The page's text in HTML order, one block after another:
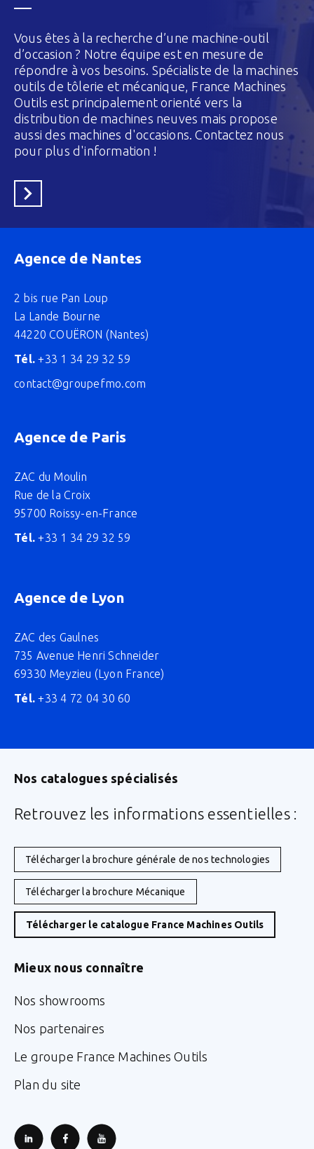
Vous êtes à la recherche d’une machine-outil
d’occasion ? Notre équipe est en mesure de
répondre à vos besoins. Spécialiste de la machines
outils de tôlerie et mécanique, France Machines
Outils est principalement orienté vers la
distribution de machines neuves mais propose
aussi des machines d'occasions. Contactez nous
pour plus d'information !
En savoir plus
Agence de Nantes
2 bis rue Pan Loup
La Lande Bourne
44220 COUËRON (Nantes)
Tél. +33 1 34 29 32 59
contact@groupefmo.com
Agence de Paris
ZAC du Moulin
Rue de la Croix
95700 Roissy-en-France
Tél. +33 1 34 29 32 59
Agence de Lyon
ZAC des Gaulnes
735 Avenue Henri Schneider
69330 Meyzieu (Lyon France)
Tél. +33 4 72 04 30 60
Nos catalogues spécialisés
Retrouvez les informations essentielles :
Télécharger la brochure générale de nos technologies
Télécharger la brochure Mécanique
Télécharger le catalogue France Machines Outils
Mieux nous connaître
Nos showrooms
Nos partenaires
Le groupe France Machines Outils
Plan du site